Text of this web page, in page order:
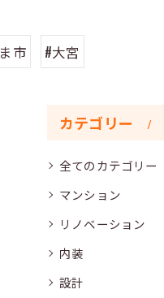
市 #大宮
カテゴリー
全てのカテゴリー
マンション
リノベーション
内装
設計